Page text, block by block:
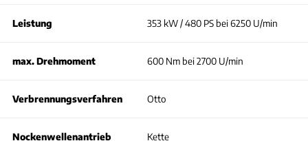
Leistung 353 kW / 480 PS bei 6250 U/min
max. Drehmoment 600 Nm bei 2700 U/min
Verbrennungsverfahren Otto
Nockenwellenantrieb Kette